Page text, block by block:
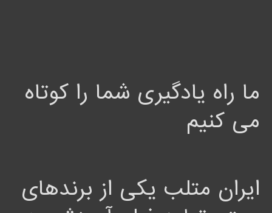
ما راه یادگیری شما را کوتاه
می کنیم
ایران متلب یکی از برندهای